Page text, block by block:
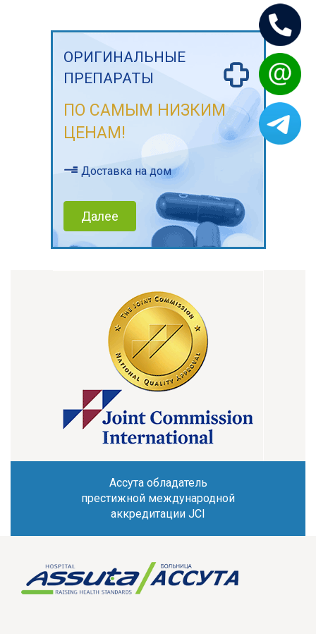
ОРИГИНАЛЬНЫЕ
ПРЕПАРАТЫ
ПО САМЫМ НИЗКИМ
ЦЕНАМ!
Доставка на дом
Далее
Ассута обладатель
престижной международной
аккредитации JCI